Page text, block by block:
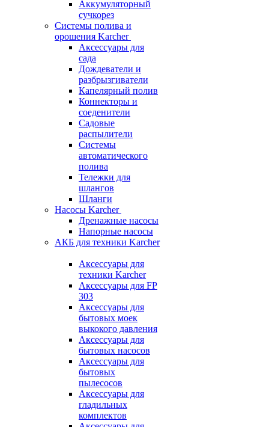
Аккумуляторный
сучкорез
Системы полива и
орошения Karcher
Аксессуары для
сада
Дождеватели и
разбрызгиватели
Капелярный полив
Коннекторы и
соеденители
Садовые
распылители
Системы
автоматического
полива
Тележки для
шлангов
Шланги
Насосы Karcher
Дренажные насосы
Напорные насосы
АКБ для техники Karcher
Аксессуары для
техники Karcher
Аксессуары для FP
303
Аксессуары для
бытовых моек
выкокого давления
Аксессуары для
бытовых насосов
Аксессуары для
бытовых
пылесосов
Аксессуары для
гладильных
комплектов